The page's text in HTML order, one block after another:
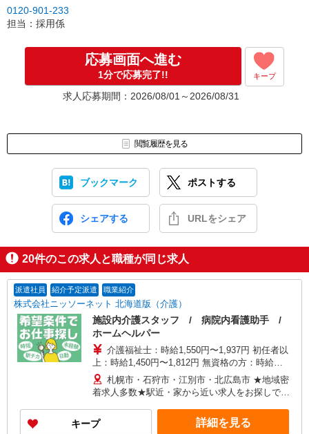
0120-901-233
担当：採用係
応募画面へ進む
1分で応募完了!! キープ
求人応募期間：2026/08/01～2026/08/31
閲覧履歴を見る
ブックマーク ポストする
シェアする URLをシェア
20件のこの求人と職種が同じ求人
派遣社員 紹介予定派遣 職業紹介
株式会社ニッソーネット 北海道版（介護）
施設内介護スタッフ / 病院内看護助手 /
ホームヘルパー
介護福祉士：時給1,550円〜1,937円 初任者以
上：時給1,450円〜1,812円 無資格の方：時給
1,240円〜1,687円 ※給与幅は勤務先による +交通
費、諸手当（勤務先による） +0円で介護資格が取
れる （別途規定） ★給与日払い制度あり！
札幌市・石狩市・江別市・北広島市 ★地域密
着求人多数★駅近・家から近い求人をお探しでき
キープ 詳細を見る